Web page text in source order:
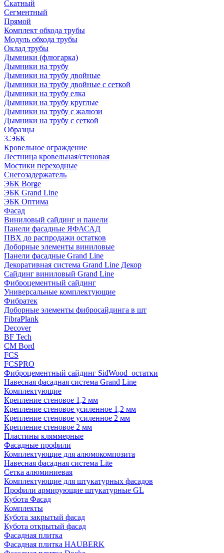
Скатный
Сегментный
Прямой
Комплект обхода трубы
Модуль обхода трубы
Оклад трубы
Дымники (флюгарка)
Дымники на трубу
Дымники на трубу двoйные
Дымники на трубу двoйные с сеткой
Дымники на трубу елка
Дымники на трубу круглые
Дымники на трубу с жалюзи
Дымники на трубу с сеткой
Образцы
3.ЭБК
Кровельное ограждение
Лестница кровельная/стеновая
Мостики переходные
Снегозадержатель
ЭБК Borge
ЭБК Grand Line
ЭБК Оптима
Фасад
Виниловый сайдинг и панели
Панели фасадные ЯФАСАД
ПВХ до распродажи остатков
Доборные элементы виниловые
Панели фасадные Grand Line
Декоративная система Grand Line Декор
Сайдинг виниловый Grand Line
Фиброцементный сайдинг
Универсальные комплектующие
Фибратек
Доборные элементы фибросайдинга в шт
FibraPlank
Decover
BF Tech
CM Bord
FCS
FCSPRO
Фиброцементный сайдинг SidWood_остатки
Навесная фасадная система Grand Line
Комплектующие
Крепление стеновое 1,2 мм
Крепление стеновое усиленное 1,2 мм
Крепление стеновое усиленное 2 мм
Крепление стеновое 2 мм
Пластины кляммерные
Фасадные профили
Комплектующие для алюмокомпозита
Навесная фасадная система Lite
Сетка алюминиевая
Комплектующие для штукатурных фасадов
Профили армирующие штукатурные GL
Кубота Фасад
Комплекты
Кубота закрытый фасад
Кубота открытый фасад
Фасадная плитка
Фасадная плитка HAUBERK